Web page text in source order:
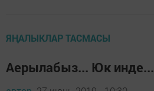
ЯҢАЛЫКЛАР ТАСМАСЫ
Аерылабыз... Юк инде...